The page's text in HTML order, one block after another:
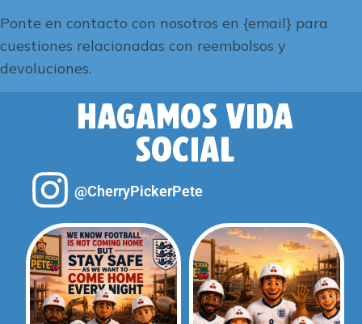
Ponte en contacto con nosotros en {email} para
cuestiones relacionadas con reembolsos y
devoluciones.
HAGAMOS VIDA
SOCIAL
@CherryPickerPete